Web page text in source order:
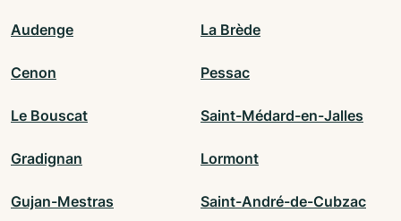
Audenge La Brède
Cenon Pessac
Le Bouscat Saint-Médard-en-Jalles
Gradignan Lormont
Gujan-Mestras Saint-André-de-Cubzac